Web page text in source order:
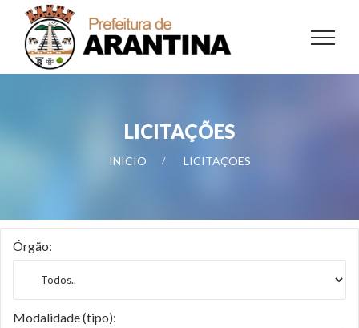
LICITAÇÕES
INÍCIO LICITAÇÕES
Órgão:
Modalidade (tipo):